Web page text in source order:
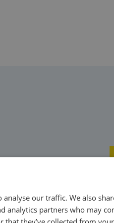
analyse our traffic. We also
analytics partners who may